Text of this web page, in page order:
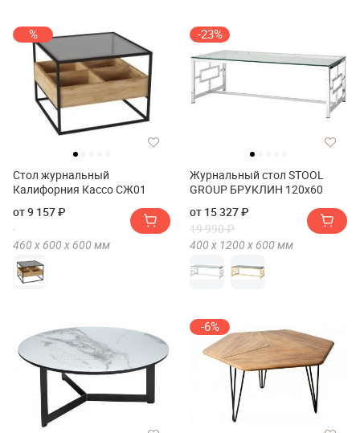
%
Стол журнальный
Калифорния Кассо СЖ01
от 9 157 ₽
460 х 600 х 600 мм
-23%
Журнальный стол STOOL
GROUP БРУКЛИН 120х60
от 15 327 ₽
19 990 ₽
400 х 1200 х 600 мм
-6%